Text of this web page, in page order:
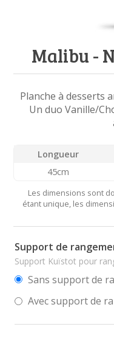
Malibu -
Planche à desserts
Un duo Vanille/
Longueur
45cm
Les dimensions sont
étant unique, les
Support de
Support Kuïstot pour
Sans support de
Avec support de